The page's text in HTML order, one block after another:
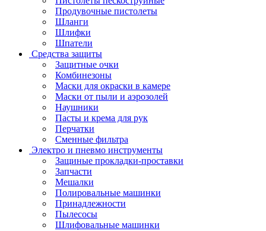
Продувочные пистолеты
Шланги
Шлифки
Шпатели
Средства защиты
Защитные очки
Комбинезоны
Маски для окраски в камере
Маски от пыли и аэрозолей
Наушники
Пасты и крема для рук
Перчатки
Сменные фильтра
Электро и пневмо инструменты
Защиные прокладки-проставки
Запчасти
Мешалки
Полировальные машинки
Принадлежности
Пылесосы
Шлифовальные машинки